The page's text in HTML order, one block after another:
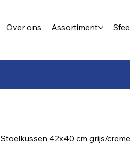
Over ons Assortiment
Stoelkussen 42x40 cm grijs/creme